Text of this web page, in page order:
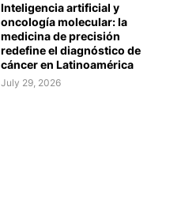
Inteligencia artificial y
oncología molecular: la
medicina de precisión
redefine el diagnóstico de
cáncer en Latinoamérica
July 29, 2026